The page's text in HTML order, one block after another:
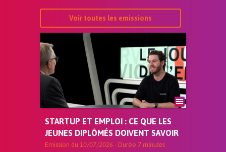
Voir toutes les emissions
STARTUP ET EMPLOI : CE QUE LES
JEUNES DIPLÔMÉS DOIVENT SAVOIR
Emission du 10/07/2026 - Durée 7 minutes